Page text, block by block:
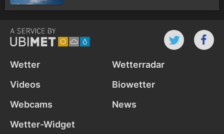
Wetter
Wetterradar
Videos
Biowetter
Webcams
News
Wetter-Widget